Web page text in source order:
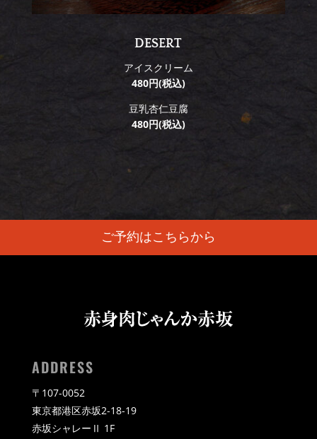
DESERT
アイスクリーム
480円(税込)
豆乳杏仁豆腐
480円(税込)
ご予約はこちらから
ADDRESS
〒107-0052
東京都港区赤坂2-18-19
赤坂シャレーⅡ 1F